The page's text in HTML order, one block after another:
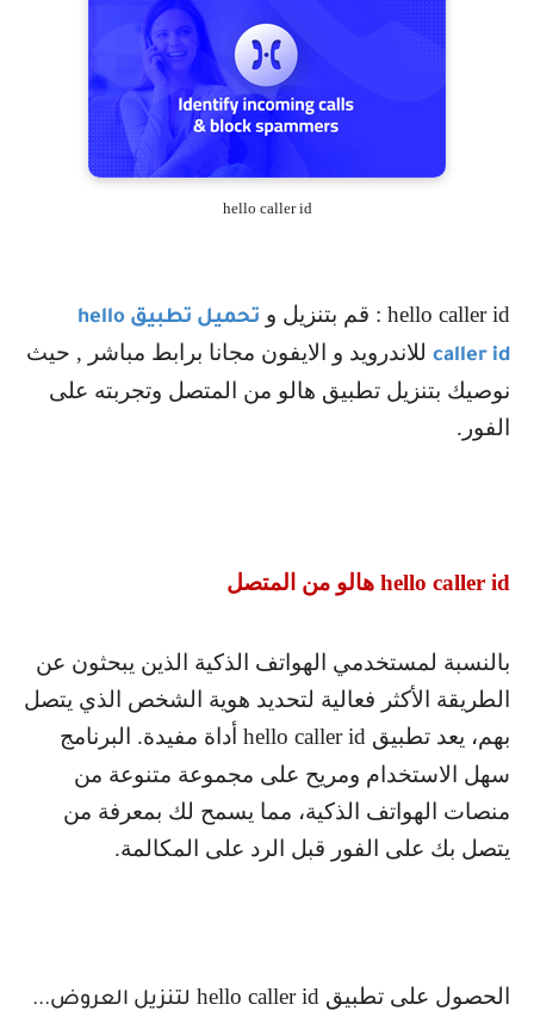
hello caller id
hello caller id : قم بتنزيل و تحميل تطبيق hello
caller id للاندرويد و الايفون مجانا برابط مباشر , حيث
نوصيك بتنزيل تطبيق هالو من المتصل وتجربته على
الفور.
hello caller id هالو من المتصل
بالنسبة لمستخدمي الهواتف الذكية الذين يبحثون عن
الطريقة الأكثر فعالية لتحديد هوية الشخص الذي يتصل
بهم، يعد تطبيق hello caller id أداة مفيدة. البرنامج
سهل الاستخدام ومريح على مجموعة متنوعة من
منصات الهواتف الذكية، مما يسمح لك بمعرفة من
يتصل بك على الفور قبل الرد على المكالمة.
الحصول على تطبيق hello caller id لتنزيل العروض...